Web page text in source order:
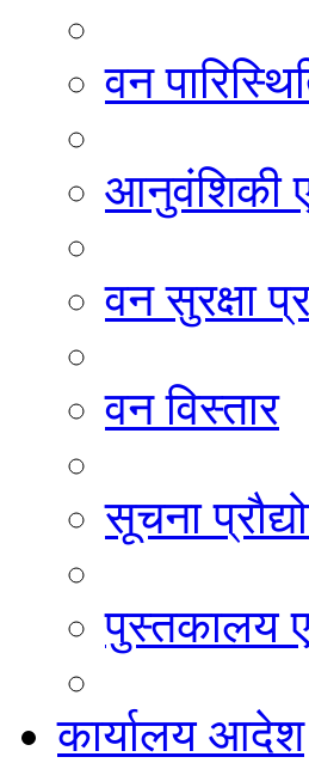
वन
आनुवंशिकी
वन सुरक्षा
वन विस्तार
सूचना
पुस्तकालय
कार्यालय आदेश